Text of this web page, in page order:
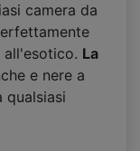
camera da
all'esotico. La
e nere a
qualsiasi